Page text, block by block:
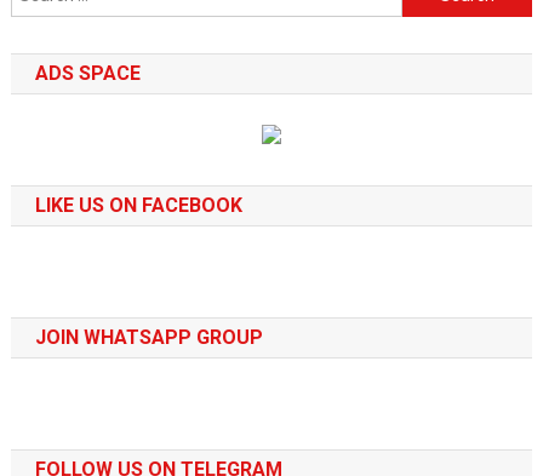
for:
ADS SPACE
LIKE US ON FACEBOOK
JOIN WHATSAPP GROUP
FOLLOW US ON TELEGRAM